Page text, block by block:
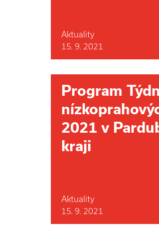
Aktuality
15. 9. 2021
Program
2021 v
kraji
Aktuality
15. 9. 2021